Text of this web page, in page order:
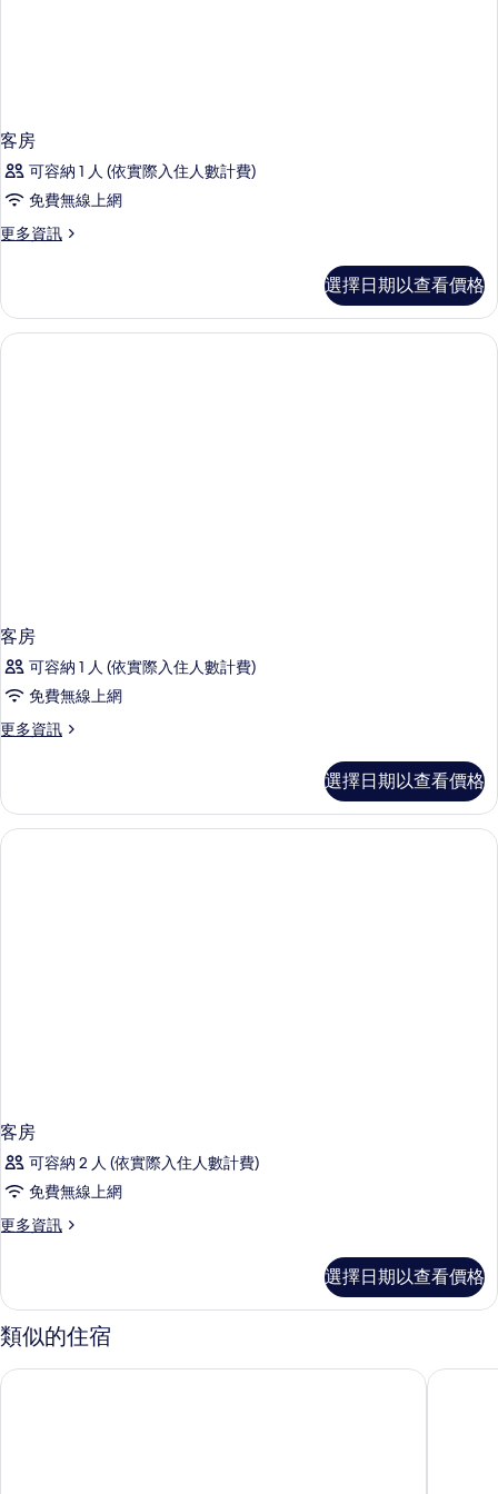
客房
可容納 1 人 (依實際入住人數計費)
免費無線上網
更多資訊
更
的
詳
情
選擇日期以查看價格
客房
可容納 1 人 (依實際入住人數計費)
免費無線上網
更多資訊
更
的
詳
情
選擇日期以查看價格
客房
可容納 2 人 (依實際入住人數計費)
免費無線上網
更多資訊
更
的
詳
情
選擇日期以查看價格
類似的住宿
斯德哥爾摩西斯塔貝斯特韋斯特艾登飯店 斯堪迪